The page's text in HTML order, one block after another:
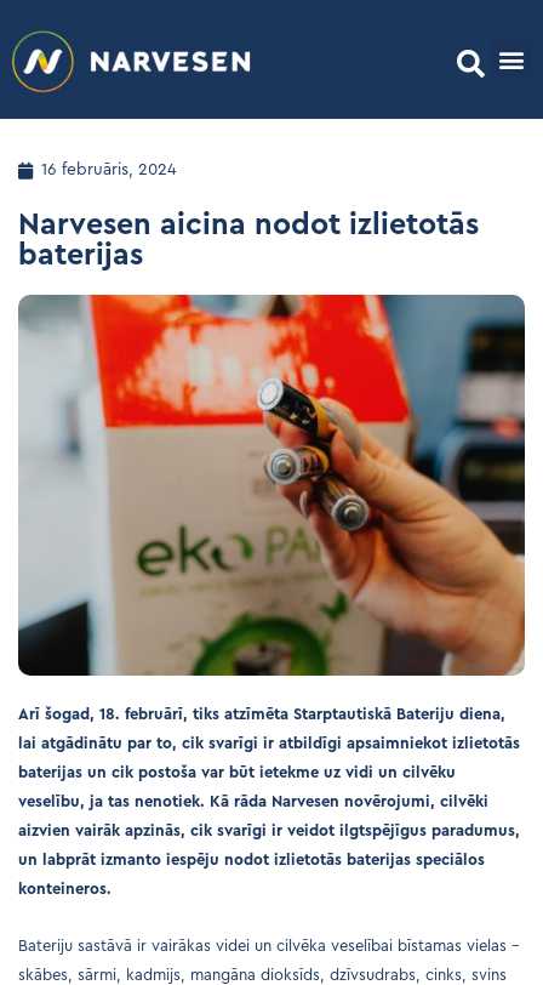
16 februāris, 2024
Narvesen aicina nodot izlietotās
baterijas
Arī šogad, 18. februārī, tiks atzīmēta Starptautiskā Bateriju diena,
lai atgādinātu par to, cik svarīgi ir atbildīgi apsaimniekot izlietotās
baterijas un cik postoša var būt ietekme uz vidi un cilvēku
veselību, ja tas nenotiek. Kā rāda Narvesen novērojumi, cilvēki
aizvien vairāk apzinās, cik svarīgi ir veidot ilgtspējīgus paradumus,
un labprāt izmanto iespēju nodot izlietotās baterijas speciālos
konteineros.
Bateriju sastāvā ir vairākas videi un cilvēka veselībai bīstamas vielas –
skābes, sārmi, kadmijs, mangāna dioksīds, dzīvsudrabs, cinks, svins